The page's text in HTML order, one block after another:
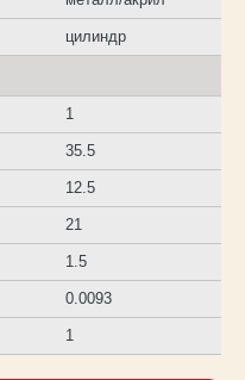
цилиндр
1
35.5
12.5
21
1.5
0.0093
1